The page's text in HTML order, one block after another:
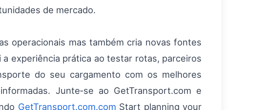
de mercado.
operacionais mas também cria novas fontes
experiência prática ao testar rotas, parceiros
do seu cargamento com os melhores
Junte‑se ao GetTransport.com e
GetTransport.com.com Start planning your